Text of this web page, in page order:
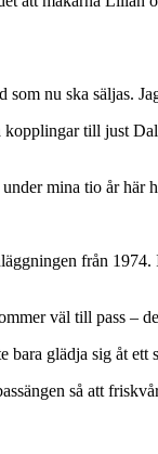
nu ska säljas.
till just
mina tio år
från
väl till pass –
glädja sig åt
så att